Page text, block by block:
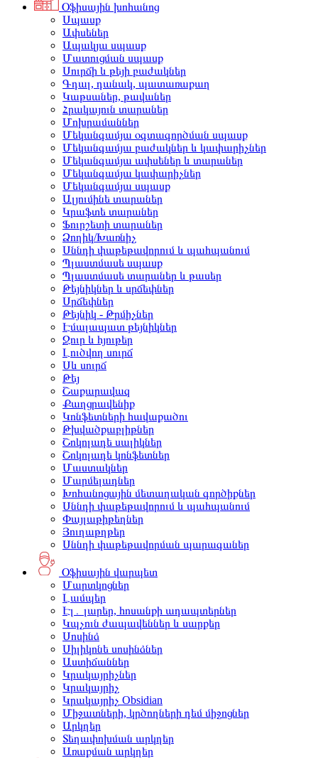
Օֆիսային խոհանոց
Սպասք
Ափսեներ
Ապակյա սպասք
Մատուցման սպասք
Սուրճի և թեյի բաժակներ
Գդալ, դանակ, պատառաքաղ
Կաթսաներ, թավաներ
Հրակայուն տարաներ
Մոխրամաններ
Մեկանգամյա օգտագործման սպասք
Մեկանգամյա բաժակներ և կափարիչներ
Մեկանգամյա ափսեներ և տարաներ
Մեկանգամյա կափարիչներ
Մեկանգամյա սպասք
Ալյումինե տարաներ
Կրաֆտե տարաներ
Ֆուրշետի տարաներ
Ձողիկ/Խառնիչ
Սննդի փաթեթավորում և պահպանում
Պլաստմասե սպասք
Պլաստմասե տարաներ և թասեր
Թեյնիկներ և սրճեփներ
Սրճեփներ
Թեյնիկ - Թրմիչներ
Էմալապատ թեյնիկներ
Ջուր և հյութեր
Լուծվող սուրճ
Սև սուրճ
Թեյ
Շաքարավազ
Քաղցրավենիք
Կոնֆետների հավաքածու
Թխվածքաբլիթներ
Շոկոլադե սալիկներ
Շոկոլադե կոնֆետներ
Մաստակներ
Մարմելադներ
Խոհանոցային մետաղական գործիքներ
Սննդի փաթեթավորում և պահպանում
Փայլաթիթեղներ
Յուղաթղթեր
Սննդի փաթեթավորման պարագաներ
Օֆիսային վարպետ
Մարտկոցներ
Լամպեր
Էլ․ լարեր, հոսանքի ադապտերներ
Կպչուն ժապավեններ և սարքեր
Սոսինձ
Սիլիկոնե սոսինձներ
Աստիճաններ
Կրակայրիչներ
Կրակայրիչ
Կրակայրիչ Obsidian
Միջատների, կրծողների դեմ միջոցներ
Արկղեր
Տեղափոխման արկղեր
Առաքման արկղեր